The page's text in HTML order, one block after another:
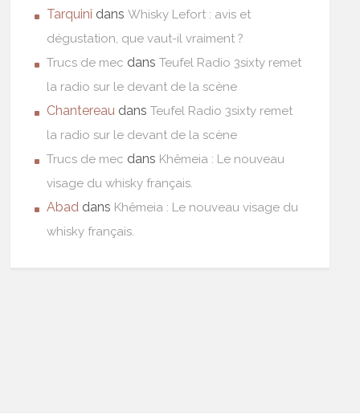
Tarquini dansWhisky Lefort : avis et
dégustation, que vaut-il vraiment ?
Trucs de mec dansTeufel Radio 3sixty remet
la radio sur le devant de la scène
Chantereau dansTeufel Radio 3sixty remet
la radio sur le devant de la scène
Trucs de mec dans Khêmeia : Le nouveau
visage du whisky français.
Abad dans Khêmeia : Le nouveau visage du
whisky français.